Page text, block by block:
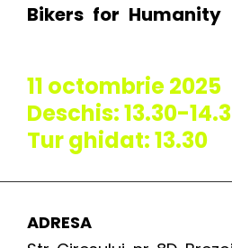
Bikers for Humanity
11 octombrie 2025
Deschis: 13.30-
Tur ghidat: 13.30
ADRESA